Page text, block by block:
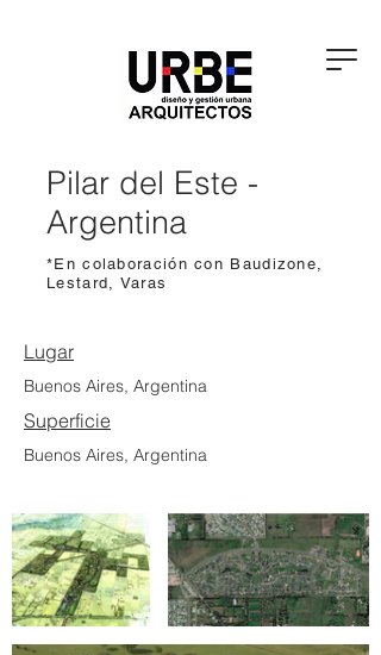
Pilar del Este -
Argentina
*En colaboración con Baudizone,
Lestard, Varas
Lugar
Buenos Aires, Argentina
Superficie
Buenos Aires, Argentina